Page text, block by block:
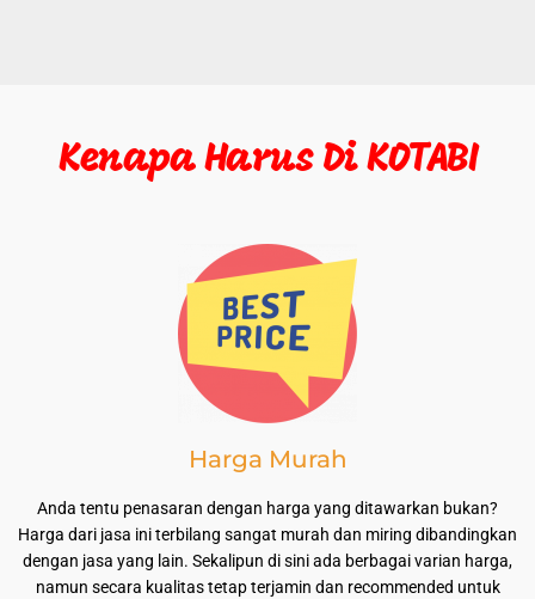
Kenapa Harus Di KOTABI
Harga Murah
Anda tentu penasaran dengan harga yang ditawarkan bukan?
Harga dari jasa ini terbilang sangat murah dan miring dibandingkan
dengan jasa yang lain. Sekalipun di sini ada berbagai varian harga,
namun secara kualitas tetap terjamin dan recommended untuk